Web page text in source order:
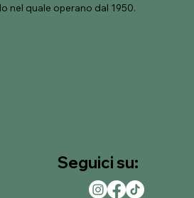
nel quale operano dal 1950.
Seguici su: